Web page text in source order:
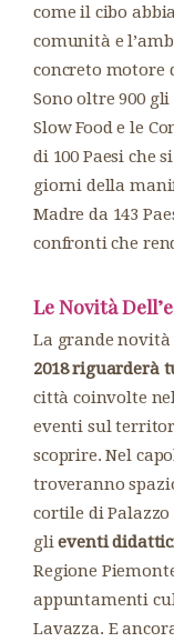
come il cibo
comunità e
concreto motore
Sono oltre 900
Slow Food e le
di 100 Paesi che
giorni della
Madre da 143
confronti che
Le Novità
La grande novità
2018 riguarderà
città coinvolte
eventi sul
scoprire. Nel
troveranno
cortile di
glieventi
Regione
appuntamenti
Lavazza. E